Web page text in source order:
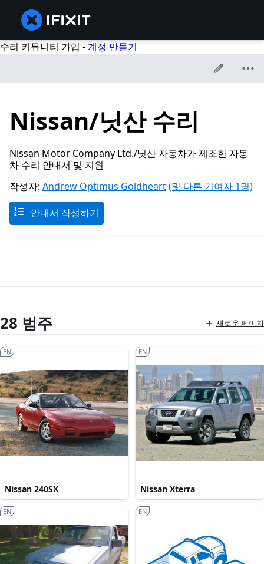
수리 커뮤니티 가입 -계정 만들기
Nissan/닛산 수리
Nissan Motor Company Ltd./닛산 자동차가 제조한 자동
차 수리 안내서 및 지원
작성자: Andrew Optimus Goldheart(및 다른 기여자 1명)
안내서 작성하기
28 범주 새로운 페이지
Nissan 240SX
EN
Nissan Xterra
EN
EN EN